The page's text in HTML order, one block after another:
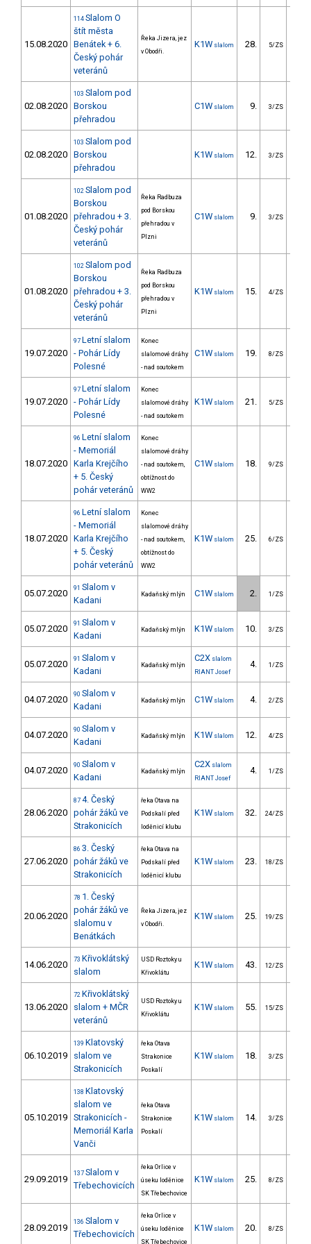
15.08.2020
114 Slalom O
štít města
Benátek + 6.
Český pohár
veteránů
Řeka Jizera, jez
v Obodři.
K1W slalom 28. 5/ZS
02.08.2020
103 Slalom pod
Borskou
přehradou
C1W slalom 9. 3/ZS
02.08.2020
103 Slalom pod
Borskou
přehradou
K1W slalom 12. 3/ZS
01.08.2020
102 Slalom pod
Borskou
přehradou + 3.
Český pohár
veteránů
Řeka Radbuza
pod Borskou
přehradou v
Plzni
C1W slalom 9. 3/ZS
01.08.2020
102 Slalom pod
Borskou
přehradou + 3.
Český pohár
veteránů
Řeka Radbuza
pod Borskou
přehradou v
Plzni
K1W slalom 15. 4/ZS
19.07.2020
97 Letní slalom
- Pohár Lídy
Polesné
Konec
slalomové dráhy
- nad soutokem
C1W slalom 19. 8/ZS
19.07.2020
97 Letní slalom
- Pohár Lídy
Polesné
Konec
slalomové dráhy
- nad soutokem
K1W slalom 21. 5/ZS
18.07.2020
96 Letní slalom
- Memoriál
Karla Krejčího
+ 5. Český
pohár veteránů
Konec
slalomové dráhy
- nad soutokem,
obtížnost do
WW2
C1W slalom 18. 9/ZS
18.07.2020
96 Letní slalom
- Memoriál
Karla Krejčího
+ 5. Český
pohár veteránů
Konec
slalomové dráhy
- nad soutokem,
obtížnost do
WW2
K1W slalom 25. 6/ZS
05.07.2020 91 Slalom v
Kadani
Kadaňský mlýn C1W slalom 2. 1/ZS
05.07.2020 91 Slalom v
Kadani
Kadaňský mlýn K1W slalom 10. 3/ZS
05.07.2020 91 Slalom v
Kadani
Kadaňský mlýn
C2X slalom
RIANT Josef
4. 1/ZS
04.07.2020 90 Slalom v
Kadani
Kadaňský mlýn C1W slalom 4. 2/ZS
04.07.2020 90 Slalom v
Kadani
Kadaňský mlýn K1W slalom 12. 4/ZS
04.07.2020 90 Slalom v
Kadani
Kadaňský mlýn
C2X slalom
RIANT Josef
4. 1/ZS
28.06.2020
87 4. Český
pohár žáků ve
Strakonicích
řeka Otava na
Podskalí před
loděnicí klubu
K1W slalom 32. 24/ZS
27.06.2020
86 3. Český
pohár žáků ve
Strakonicích
řeka Otava na
Podskalí před
loděnicí klubu
K1W slalom 23. 18/ZS
20.06.2020
78 1. Český
pohár žáků ve
slalomu v
Benátkách
Řeka Jizera, jez
v Obodři.
K1W slalom 25. 19/ZS
14.06.2020 73 Křivoklátský
slalom
USD Roztoky u
Křivoklátu
K1W slalom 43. 12/ZS
13.06.2020
72 Křivoklátský
slalom + MČR
veteránů
USD Roztoky u
Křivoklátu
K1W slalom 55. 15/ZS
06.10.2019
139 Klatovský
slalom ve
Strakonicích
řeka Otava
Strakonice
Poskalí
K1W slalom 18. 3/ZS
05.10.2019
138 Klatovský
slalom ve
Strakonicích -
Memoriál Karla
Vanči
řeka Otava
Strakonice
Poskalí
K1W slalom 14. 3/ZS
29.09.2019
137 Slalom v
Třebechovicích
řeka Orlice v
úseku loděnice
SK Třebechovice
K1W slalom 25. 8/ZS
28.09.2019
136 Slalom v
Třebechovicích
řeka Orlice v
úseku loděnice
SK Třebechovice
K1W slalom 20. 8/ZS